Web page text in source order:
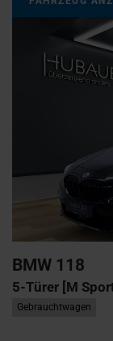
BMW 118
5-Türer [M
Gebrauchtwagen